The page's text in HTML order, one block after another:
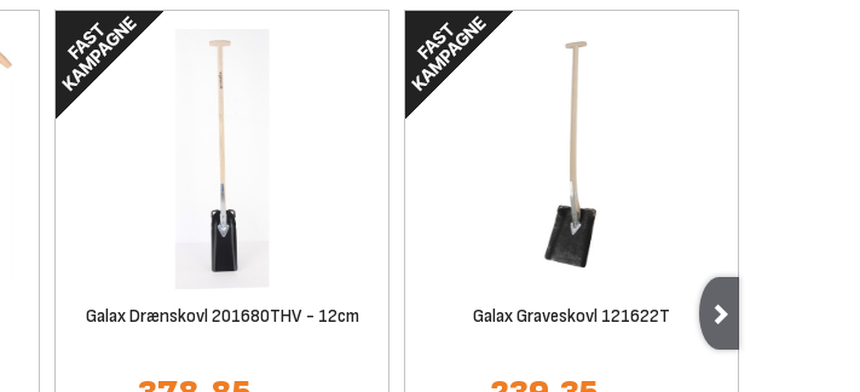
Galax Drænskovl 201680THV - 12cm Galax Graveskovl 121622T